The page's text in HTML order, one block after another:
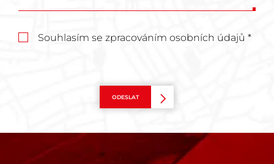
Souhlasím se zpracováním osobních údajů *
ODESLAT